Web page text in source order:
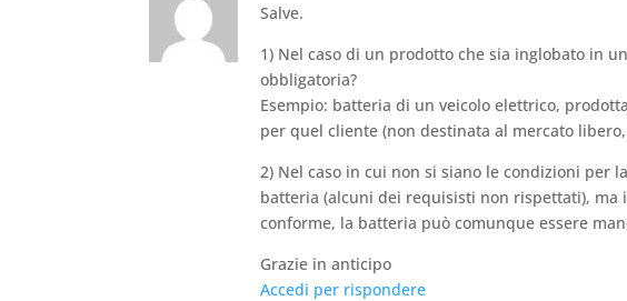
Salve.
1) Nel caso di un prodotto che sia inglobato in un
obbligatoria?
Esempio: batteria di un veicolo elettrico,
per quel cliente (non destinata al mercato
2) Nel caso in cui non si siano le condizioni per
batteria (alcuni dei requisisti non rispettati), ma
conforme, la batteria può comunque essere
Grazie in anticipo
Accedi per rispondere